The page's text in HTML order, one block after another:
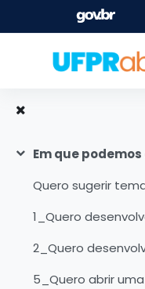
Ir para o conteúdo
Contrair